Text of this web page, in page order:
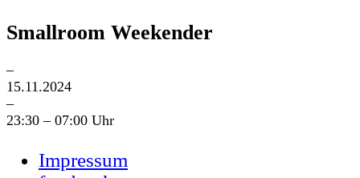
Smallroom Weekender
–
15.11.2024
–
23:30 – 07:00 Uhr
Impressum